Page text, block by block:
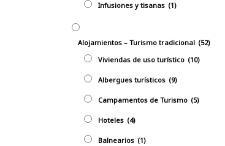
Infusiones y tisanas (1)
Alojamientos – Turismo tradicional (52)
Viviendas de uso turístico (10)
Albergues turísticos (9)
Campamentos de Turismo (5)
Hoteles (4)
Balnearios (1)